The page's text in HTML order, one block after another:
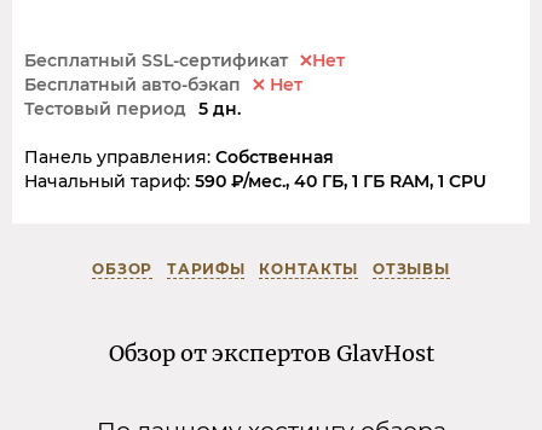
Бесплатный SSL-сертификат
Нет
Бесплатный авто-бэкап
Нет
Тестовый период 5 дн.
Панель управления: Собственная
Начальный тариф: 590 ₽/мес., 40 ГБ, 1 ГБ RAM, 1 CPU
ОБЗОР ТАРИФЫ КОНТАКТЫ ОТЗЫВЫ
Обзор от экспертов GlavHost